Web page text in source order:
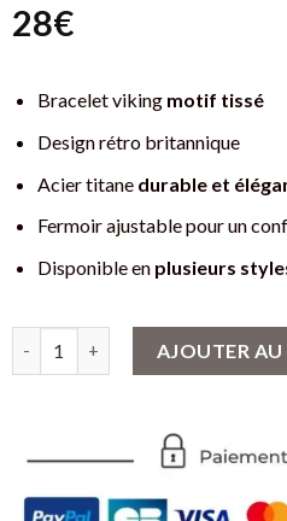
28€
Bracelet vikingmotif tissé
Design rétro britannique
Acier titane durable et
Fermoir ajustable pour un
Disponible en plusieurs
AJOUTER AU